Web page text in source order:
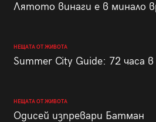
Лятото винаги е в минало
НЕЩАТА ОТ ЖИВОТА
Summer City Guide: 72 часа в
НЕЩАТА ОТ ЖИВОТА
Одисей изпревари Батман